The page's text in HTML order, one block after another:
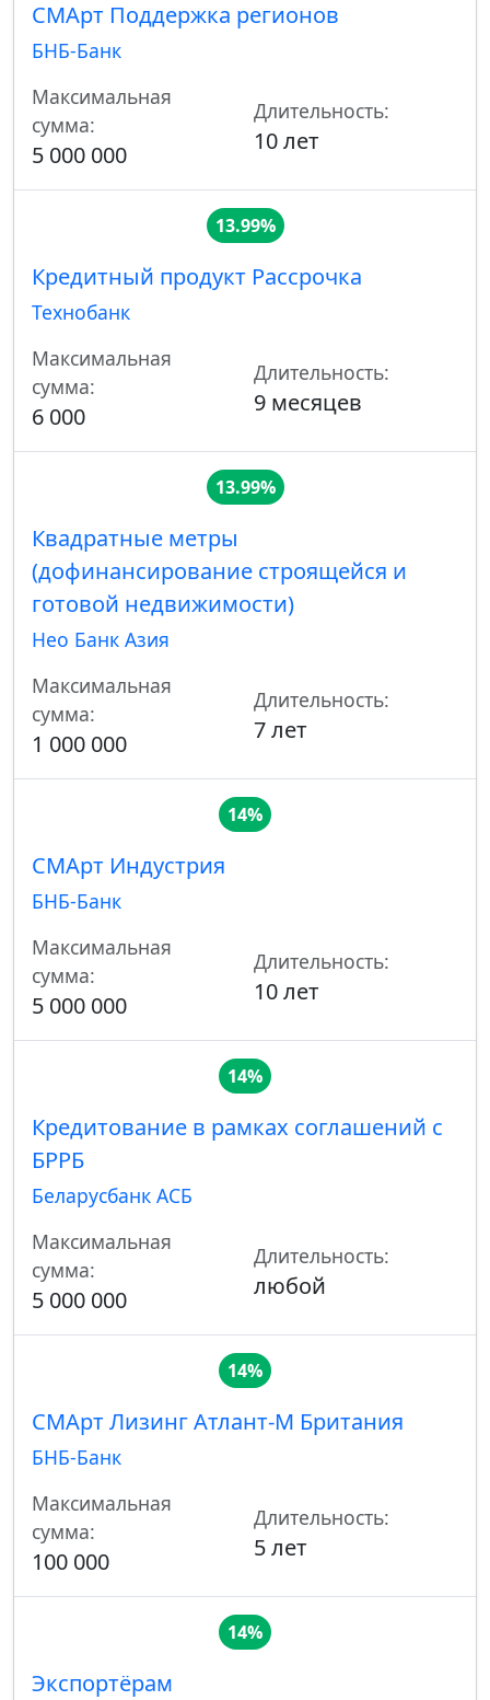
СМАрт Поддержка регионов
БНБ-Банк
Максимальная
сумма:
5 000 000
Длительность:
10 лет
13.99%
Кредитный продукт Рассрочка
Технобанк
Максимальная
сумма:
6 000
Длительность:
9 месяцев
13.99%
Квадратные метры
(дофинансирование строящейся и
готовой недвижимости)
Нео Банк Азия
Максимальная
сумма:
1 000 000
Длительность:
7 лет
14%
СМАрт Индустрия
БНБ-Банк
Максимальная
сумма:
5 000 000
Длительность:
10 лет
14%
Кредитование в рамках соглашений с
БРРБ
Беларусбанк АСБ
Максимальная
сумма:
5 000 000
Длительность:
любой
14%
СМАрт Лизинг Атлант-М Британия
БНБ-Банк
Максимальная
сумма:
100 000
Длительность:
5 лет
14%
Экспортёрам